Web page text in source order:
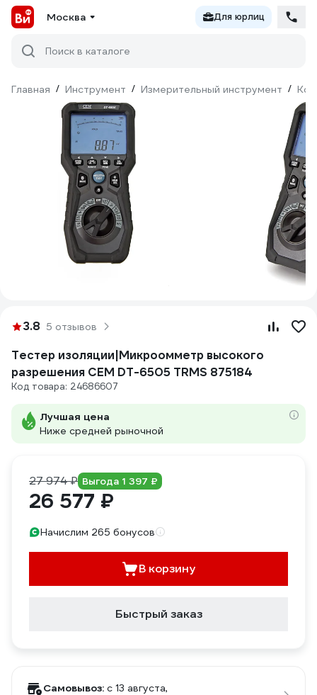
Москва Для юрлиц
Поиск в каталоге
Главная / Инструмент / Измерительный инструмент /
3.8 5 отзывов
Тестер изоляции|Микроомметр высокого
разрешения СЕМ DT-6505 TRMS 875184
Код товара: 24686607
Лучшая цена
Ниже средней рыночной
27 974 ₽ Выгода 1 397 ₽
26 577 ₽
Начислим 265 бонусов
В корзину
Быстрый заказ
Самовывоз: c 13 августа,